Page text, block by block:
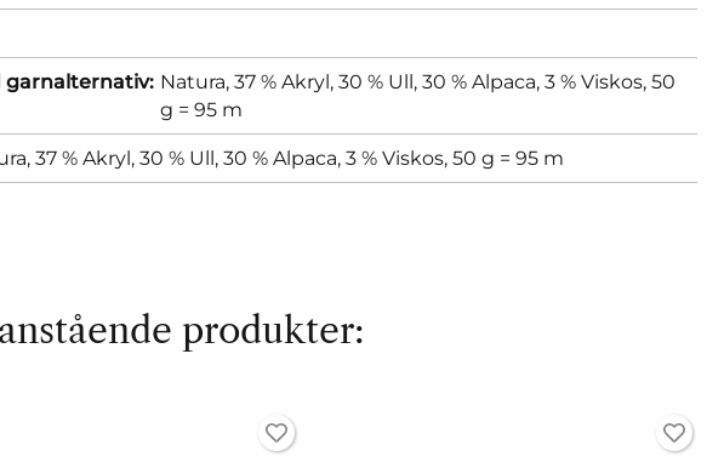
garnalternativ: Natura, 37 % Akryl, 30 % Ull, 30 % Alpaca, 3 % Viskos, 50
g = 95 m
37 % Akryl, 30 % Ull, 30 % Alpaca, 3 % Viskos, 50 g = 95 m
produkter: